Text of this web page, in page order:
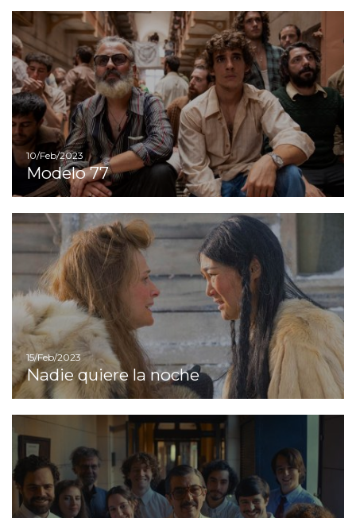
10/Feb/2023
Modelo 77
15/Feb/2023
Nadie quiere la noche